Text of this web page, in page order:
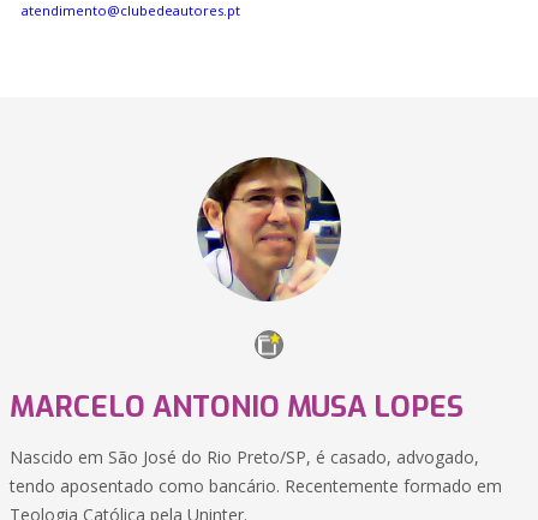
atendimento@clubedeautores.pt
MARCELO ANTONIO MUSA LOPES
Nascido em São José do Rio Preto/SP, é casado, advogado,
tendo aposentado como bancário. Recentemente formado em
Teologia Católica pela Uninter.